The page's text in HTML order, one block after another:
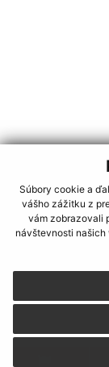
Súbory cookie a
vášho zážitku z
vám zobrazovali
návštevnosti
využite
CMS systém
webhosting,
spoločnosť